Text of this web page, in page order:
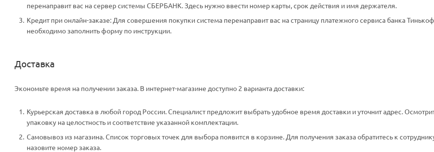
перенаправит вас на сервер системы СБЕРБАНК. Здесь нужно ввести номер карты, срок действия и имя держателя.
Кредит при онлайн-заказе: Для совершения покупки система перенаправит вас на страницу платежного сервиса банка
необходимо заполнить форму по инструкции.
Доставка
Экономьте время на получении заказа. В интернет-магазине доступно 2 варианта доставки:
Курьерская доставка в любой город России. Специалист предложит выбрать удобное время доставки и уточнит адрес.
упаковку на целостность и соответствие указанной комплектации.
Самовывоз из магазина. Список торговых точек для выбора появится в корзине. Для получения заказа обратитесь к
назовите номер заказа.